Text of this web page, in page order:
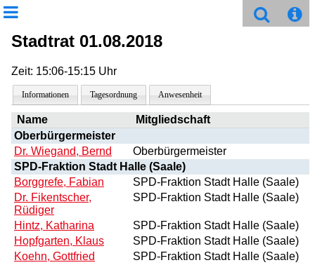
Stadtrat 01.08.2018
Zeit: 15:06-15:15 Uhr
Informationen Tagesordnung Anwesenheit
Name
Mitgliedschaft
Oberbürgermeister
Dr. Wiegand, Bernd
Oberbürgermeister
SPD-Fraktion Stadt Halle (Saale)
Borggrefe, Fabian
SPD-Fraktion Stadt Halle (Saale)
Dr. Fikentscher,
Rüdiger
SPD-Fraktion Stadt Halle (Saale)
Hintz, Katharina
SPD-Fraktion Stadt Halle (Saale)
Hopfgarten, Klaus
SPD-Fraktion Stadt Halle (Saale)
Koehn, Gottfried
SPD-Fraktion Stadt Halle (Saale)